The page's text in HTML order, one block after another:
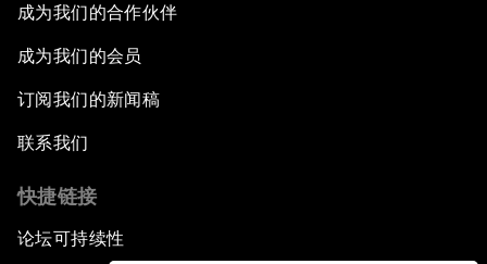
成为我们的合作伙伴
成为我们的会员
订阅我们的新闻稿
联系我们
快捷链接
论坛可持续性